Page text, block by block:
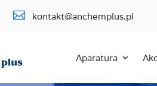
 kontakt@anchemplus.pl
Aparatura